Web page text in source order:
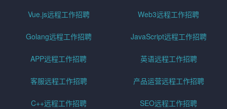
Vue.js远程工作招聘 Web3远程工作招聘
Golang远程工作招聘 JavaScript远程工作招聘
APP远程工作招聘 英语远程工作招聘
客服远程工作招聘 产品运营远程工作招聘
C++远程工作招聘 SEO远程工作招聘